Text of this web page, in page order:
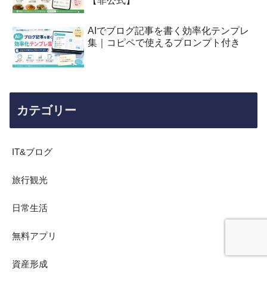
AIでブログ記事を書く効率化テンプレ
集｜コピペで使えるプロンプト付き
カテゴリー
IT&ブログ
旅行観光
日常生活
無料アプリ
資産形成